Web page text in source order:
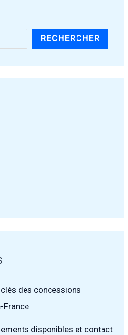
RECHERCHER
des concessions
France
disponibles et contact